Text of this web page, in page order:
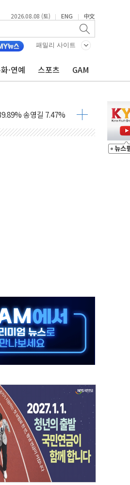
2026.08.08 (토) | ENG | 中文
패밀리 사이트
·연예 스포츠 GAM
래 42.08%
송영길 11.63%
정"
조